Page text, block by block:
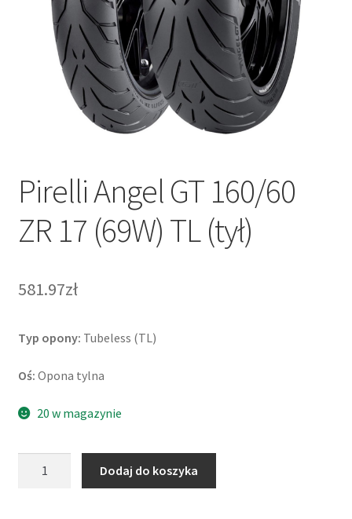
Pirelli Angel GT 160/60
ZR 17 (69W) TL (tył)
581.97zł
Typ opony: Tubeless (TL)
Oś: Opona tylna
20 w magazynie
Dodaj do koszyka